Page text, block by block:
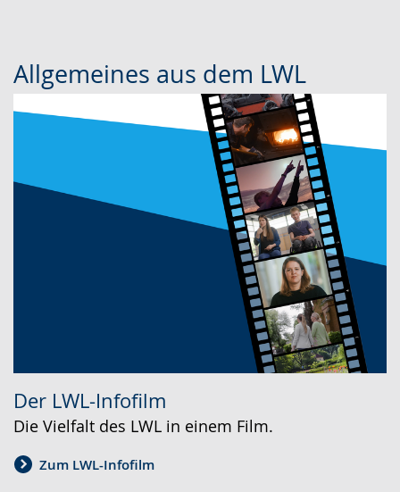
Allgemeines aus dem LWL
Der LWL-Infofilm
Die Vielfalt des LWL in einem Film.
Zum LWL-Infofilm